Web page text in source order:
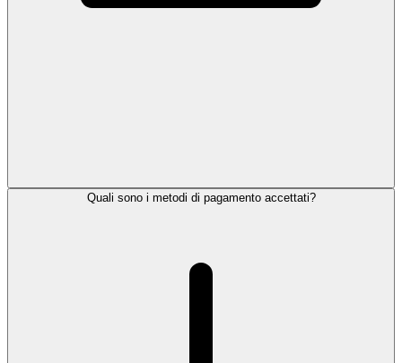
Quali sono i metodi di pagamento accettati?